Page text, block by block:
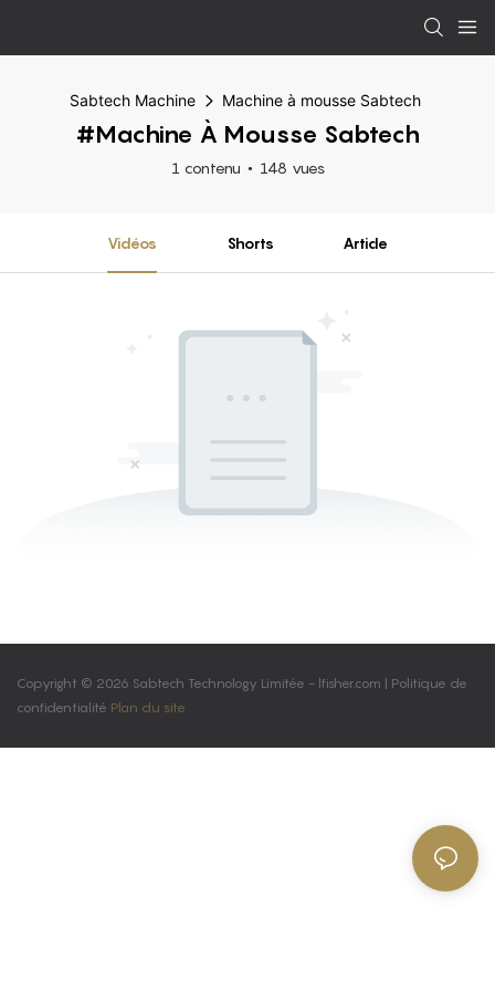
Sabtech Machine Machine à mousse Sabtech
#Machine À Mousse Sabtech
1 contenu 148 vues
Vidéos Shorts Article
Copyright © 2026 Sabtech Technology Limitée - lfisher.com | Politique de
confidentialité Plan du site